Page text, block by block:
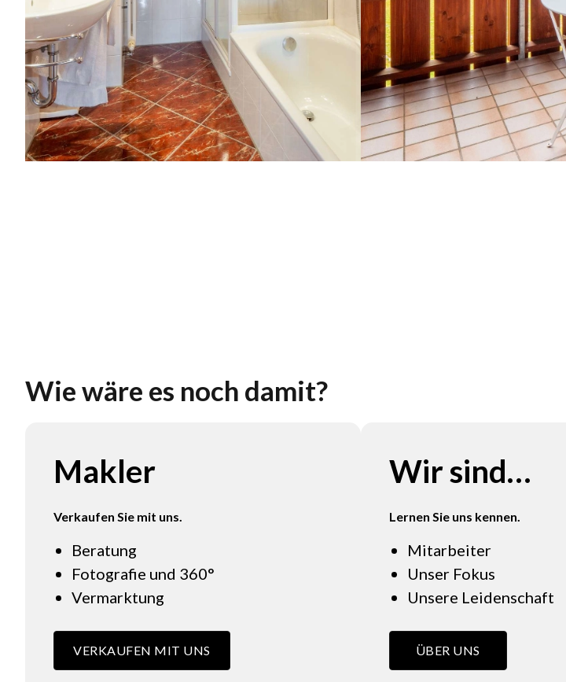
Wie wäre es noch damit?
Makler
Verkaufen Sie mit uns.
Beratung
Fotografie und 360°
Vermarktung
VERKAUFEN MIT UNS
Wir sind…
Lernen Sie uns kennen.
Mitarbeiter
Unser Fokus
Unsere Leidenschaft
ÜBER UNS